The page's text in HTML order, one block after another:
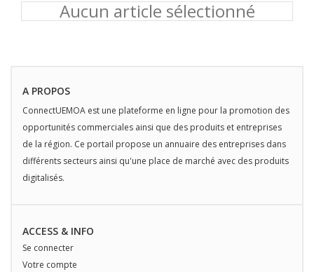
Aucun article sélectionné
A PROPOS
ConnectUEMOA est une plateforme en ligne pour la promotion des
opportunités commerciales ainsi que des produits et entreprises
de la région. Ce portail propose un annuaire des entreprises dans
différents secteurs ainsi qu'une place de marché avec des produits
digitalisés.
ACCESS & INFO
Se connecter
Votre compte